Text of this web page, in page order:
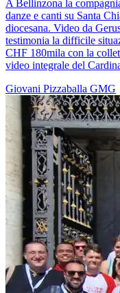
A Bellinzona la
danze e canti su Santa
diocesana. Video da
testimonia la difficile
CHF 180mila con la
video integrale del
Giovani Pizzaballa GMG